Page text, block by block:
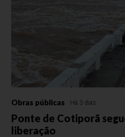
Obras públicas Há 3 dias
Ponte de Cotiporã
liberação